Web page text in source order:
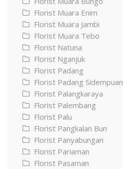
Florist Muara Enim
Florist Muara Jambi
Florist Muara Tebo
Florist Natuna
Florist Nganjuk
Florist Padang
Florist Padang Sidempuan
Florist Palangkaraya
Florist Palembang
Florist Palu
Florist Pangkalan Bun
Florist Panyabungan
Florist Pariaman
Florist Pasaman